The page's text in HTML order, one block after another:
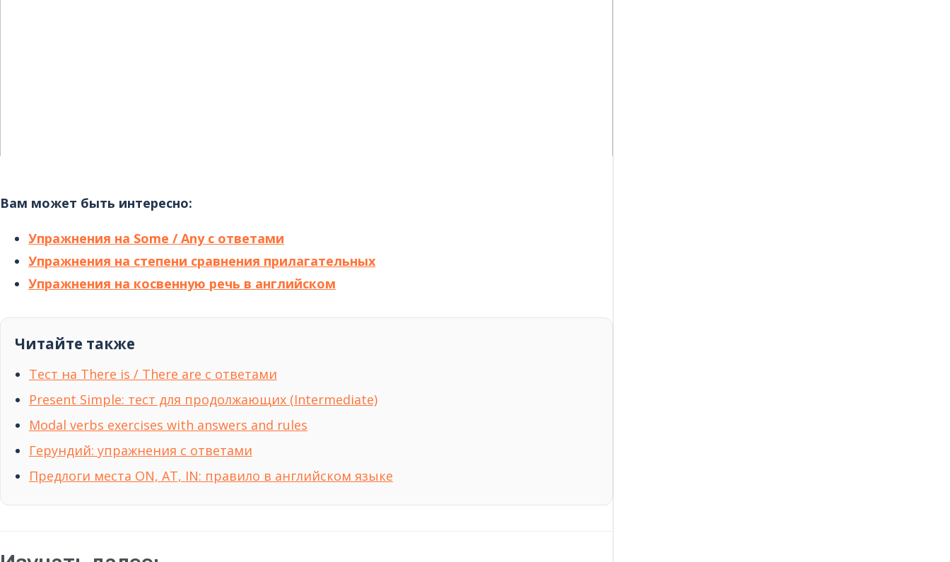
Вам может быть интересно:
Упражнения на Some / Any с ответами
Упражнения на степени сравнения прилагательных
Упражнения на косвенную речь в английском
Читайте также
Тест на There is / There are с ответами
Present Simple: тест для продолжающих (Intermediate)
Modal verbs exercises with answers and rules
Герундий: упражнения с ответами
Предлоги места ON, AT, IN: правило в английском языке